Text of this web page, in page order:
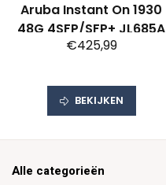
Aruba Instant On 1930
48G 4SFP/SFP+ JL685A
€425,99
BEKIJKEN
Alle categorieën